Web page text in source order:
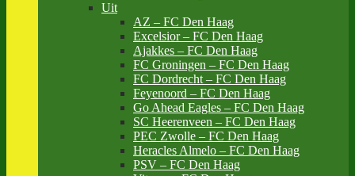
Uit
AZ – FC Den Haag
Excelsior – FC Den Haag
Ajakkes – FC Den Haag
FC Groningen – FC Den Haag
FC Dordrecht – FC Den Haag
Feyenoord – FC Den Haag
Go Ahead Eagles – FC Den Haag
SC Heerenveen – FC Den Haag
PEC Zwolle – FC Den Haag
Heracles Almelo – FC Den Haag
PSV – FC Den Haag